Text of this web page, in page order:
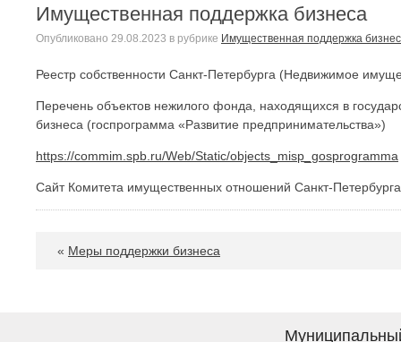
Имущественная поддержка бизнеса
Опубликовано 29.08.2023 в рубрике Имущественная поддержка
Реестр собственности Санкт-Петербурга (Недвижимое
Перечень объектов нежилого фонда, находящихся в
бизнеса (госпрограмма «Развитие предпринимательства»)
https://commim.spb.ru/Web/Static/objects_misp_gosprogramma
Сайт Комитета имущественных отношений Санкт-
« Меры поддержки бизнеса